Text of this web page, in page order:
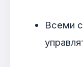
Всеми